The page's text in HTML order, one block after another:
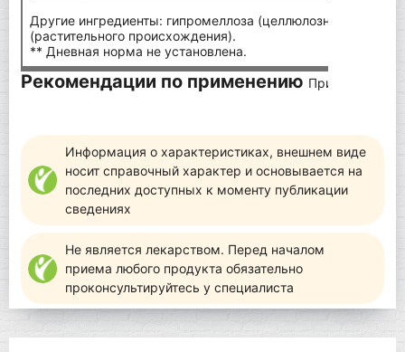
Другие ингредиенты: гипромеллоза (целлюлозная
(растительного происхождения).
** Дневная норма не установлена.
Рекомендации по применению Принимать по
Информация о характеристиках, внешнем виде
носит справочный характер и основывается на
последних доступных к моменту публикации
сведениях
Не является лекарством. Перед началом
приема любого продукта обязательно
проконсультируйтесь у специалиста